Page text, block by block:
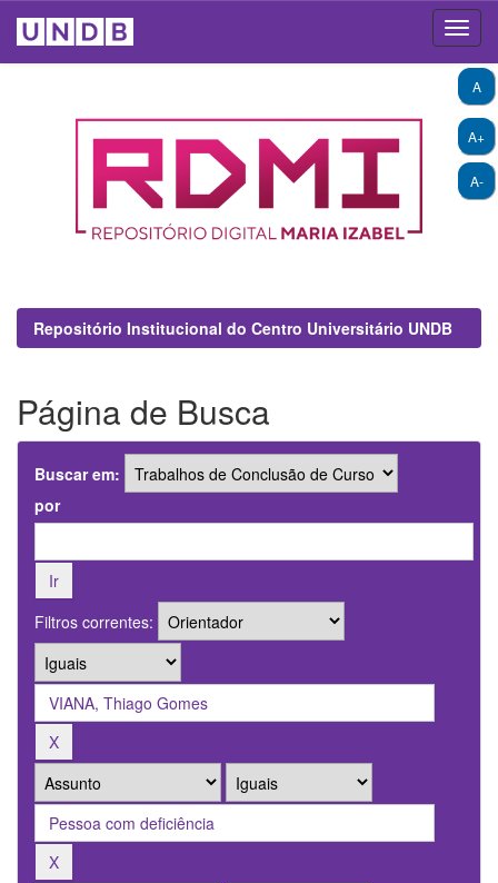
A+
A-
A
Repositório Institucional do Centro Universitário UNDB
Página de Busca
Buscar em:
por
Filtros correntes: